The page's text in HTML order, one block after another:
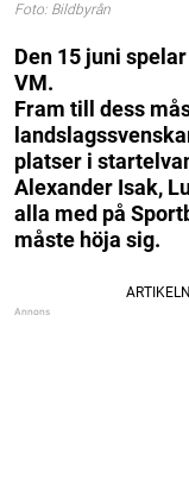
Foto: Bildbyrån
Den 15 juni
VM.
Fram till dess
platser i
Alexander Isak,
alla med på
måste höja sig.